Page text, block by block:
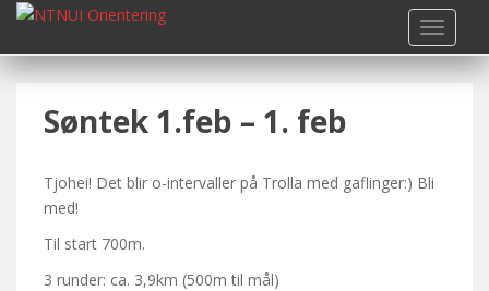
i
Søntek 1.feb – 1. feb
Tjohei! Det blir o-intervaller på Trolla med gaflinger:) Bli
med!
Til start 700m.
3 runder: ca. 3,9km (500m til mål)